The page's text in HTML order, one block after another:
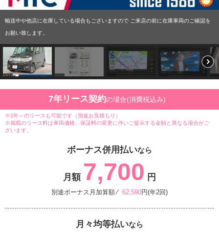
輸送中や他店に在庫している場合もございますので ご来店の前に在庫車両のご確認を
お願い致します。
7年リース契約の場合(消費税込み)
※1年～のリースも可能です（別途お見積もり）
※掲載のリース料は車両価格、保証料の変更に伴いご提示する金額と異なる場合がご
ざいます。
ボーナス併用払いなら
月額 7,700 円
別途ボーナス月加算額 ⁄ 62,590円(年2回)
月々均等払いなら